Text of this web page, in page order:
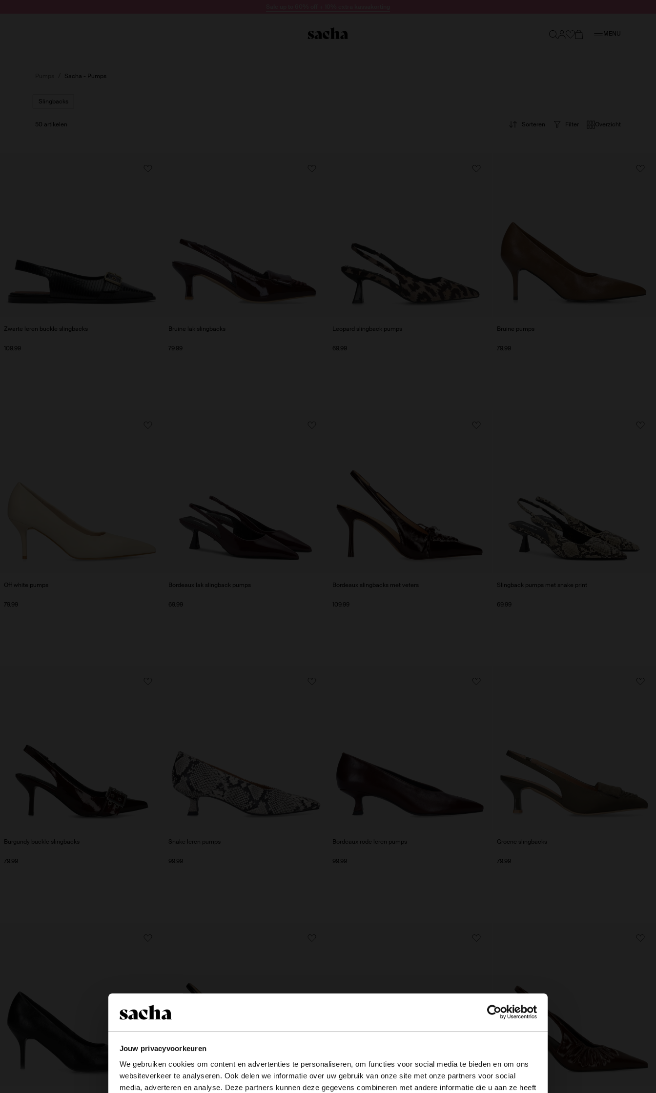
Jouw privacyvoorkeuren
We gebruiken cookies om content en advertenties te personaliseren, om functies voor social media te bieden en om ons
websiteverkeer te analyseren. Ook delen we informatie over uw gebruik van onze site met onze partners voor social
media, adverteren en analyse. Deze partners kunnen deze gegevens combineren met andere informatie die u aan ze heeft
MENU
Sacha - Pumps
Slingbacks
Filter Overzicht
50 artikelen Sorteren
Zwarte leren buckle slingbacks
109.99
Bruine lak slingbacks
79.99
Leopard slingback pumps
69.99
Bruine pumps
79.99
Off white pumps
79.99
Bordeaux lak slingback pumps
69.99
Bordeaux slingbacks met veters
109.99
Slingback pumps met snake print
69.99
Burgundy buckle slingbacks
79.99
Snake leren pumps
99.99
Bordeaux rode leren pumps
99.99
Groene slingbacks
79.99
View this website in English?
It looks like your language isn't Dutch. Would you like to